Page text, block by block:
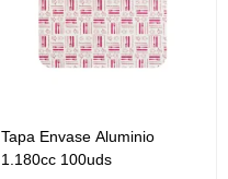
Tapa Envase Aluminio
1.180cc 100uds